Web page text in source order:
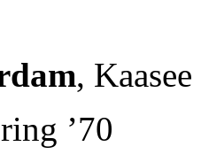
, Kaasee
’70